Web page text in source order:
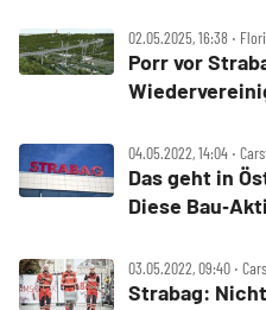
02.05.2025, 16:38 ‧
Porr vor
04.05.2022, 14:04 ‧
Das geht in
Diese
03.05.2022, 09:40 ‧
Strabag: